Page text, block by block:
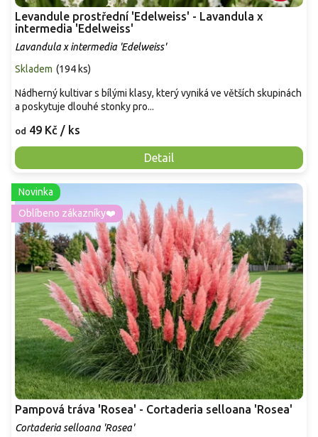
Levandule prostřední 'Edelweiss' - Lavandula x
intermedia 'Edelweiss'
Lavandula x intermedia 'Edelweiss'
Skladem (194 ks)
od 49 Kč / ks
Detail
Nádherný kultivar s bílými klasy, který vyniká ve větších skupinách
a poskytuje dlouhé stonky pro...
Novinka
Oblíbeno zákazníky❤️
Pampová tráva 'Rosea' - Cortaderia selloana 'Rosea'
Cortaderia selloana 'Rosea'